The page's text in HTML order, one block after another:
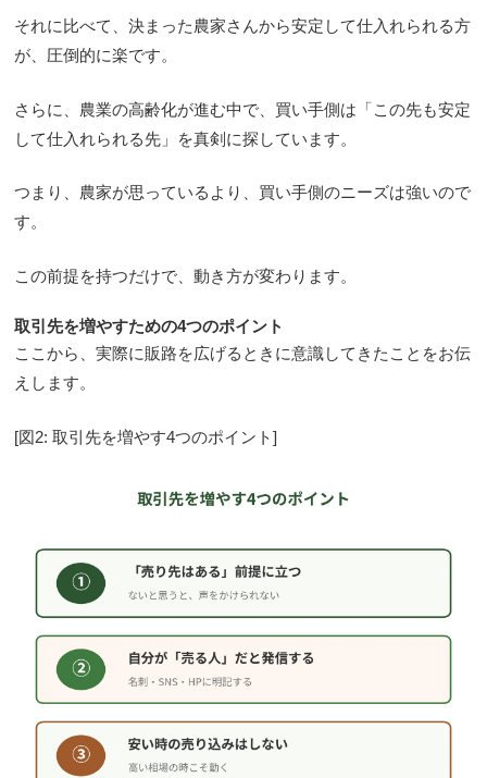
それに比べて、決まった農家さんから安定して仕入れられる方
が、圧倒的に楽です。
さらに、農業の高齢化が進む中で、買い手側は「この先も安定
して仕入れられる先」を真剣に探しています。
つまり、農家が思っているより、買い手側のニーズは強いので
す。
この前提を持つだけで、動き方が変わります。
取引先を増やすための4つのポイント
ここから、実際に販路を広げるときに意識してきたことをお伝
えします。
[図2: 取引先を増やす4つのポイント]